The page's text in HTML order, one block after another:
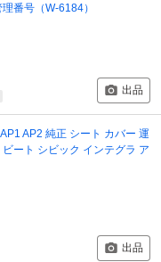
番号（W-6184）
出品
AP2 純正 シート カバー 運
ート シビック インテグラ ア
出品